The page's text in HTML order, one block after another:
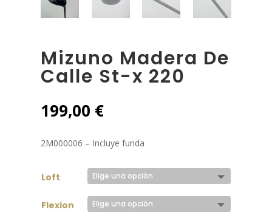
Mizuno Madera De
Calle St-x 220
199,00 €
2M000006 – Incluye funda
Loft
Flexion